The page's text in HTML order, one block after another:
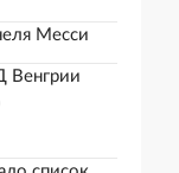
Месси
Венгрии